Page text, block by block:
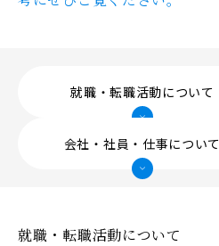
社員インタビュー一覧
就職・転職活動について
会社・社員・仕事について
就職・転職活動について